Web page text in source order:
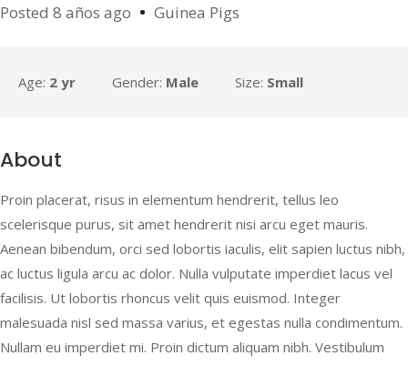
Posted 8 años ago Guinea Pigs
Age: 2 yr Gender: Male Size: Small
About
Proin placerat, risus in elementum hendrerit, tellus leo
scelerisque purus, sit amet hendrerit nisi arcu eget mauris.
Aenean bibendum, orci sed lobortis iaculis, elit sapien luctus nibh,
ac luctus ligula arcu ac dolor. Nulla vulputate imperdiet lacus vel
facilisis. Ut lobortis rhoncus velit quis euismod. Integer
malesuada nisl sed massa varius, et egestas nulla condimentum.
Nullam eu imperdiet mi. Proin dictum aliquam nibh. Vestibulum